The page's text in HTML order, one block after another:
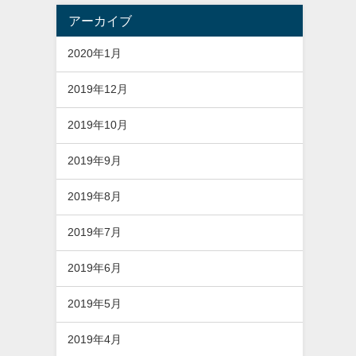
アーカイブ
2020年1月
2019年12月
2019年10月
2019年9月
2019年8月
2019年7月
2019年6月
2019年5月
2019年4月